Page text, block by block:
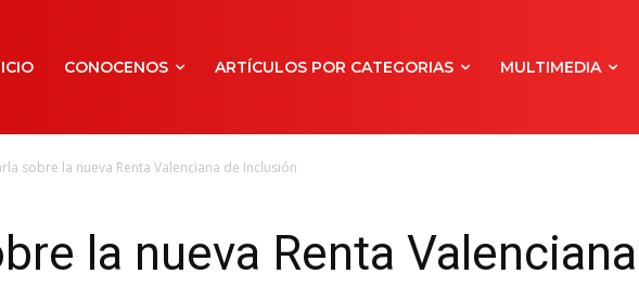
CONOCENOS ARTÍCULOS POR CATEGORIAS MULTIMEDIA
sobre la nueva Renta Valenciana de Inclusión
la nueva Renta